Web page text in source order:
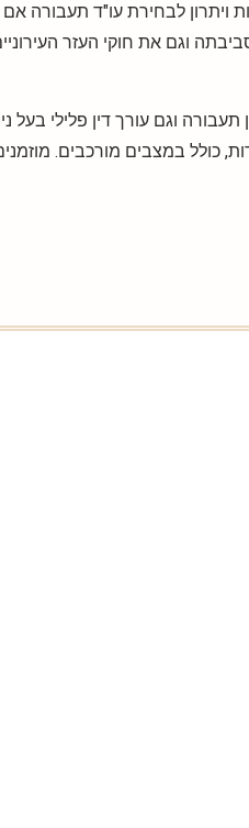
ויתרון לבחירת עו"ד תעבורה אם
וגם את חוקי העזר
תעבורה וגם עורך דין פלילי בעל
כולל במצבים מורכבים.